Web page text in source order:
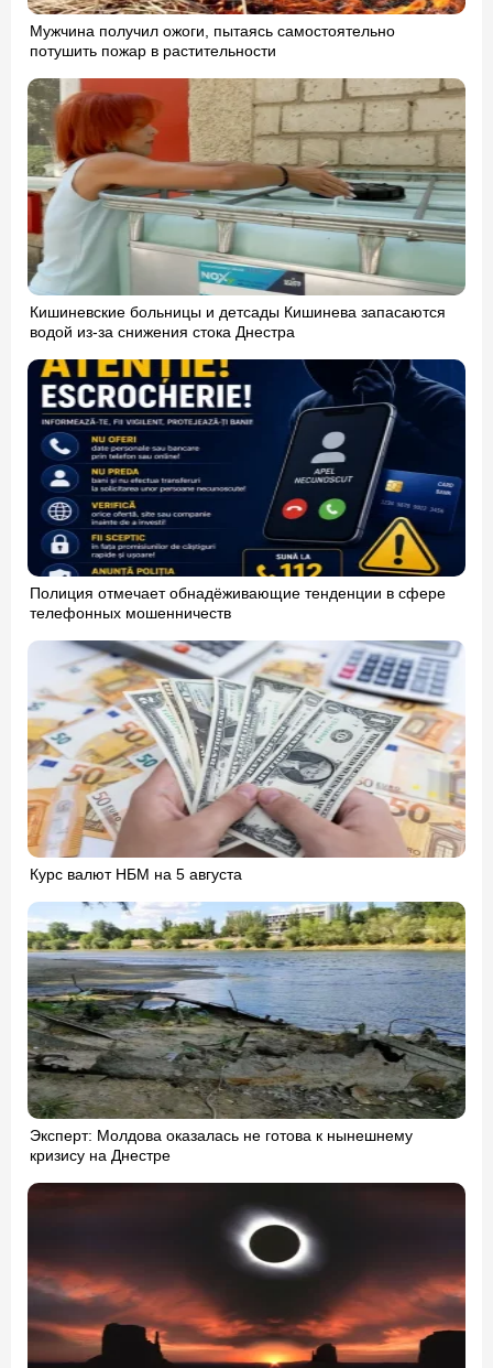
Мужчина получил ожоги, пытаясь самостоятельно
потушить пожар в растительности
Кишиневские больницы и детсады Кишинева запасаются
водой из-за снижения стока Днестра
Полиция отмечает обнадёживающие тенденции в сфере
телефонных мошенничеств
Курс валют НБМ на 5 августа
Эксперт: Молдова оказалась не готова к нынешнему
кризису на Днестре